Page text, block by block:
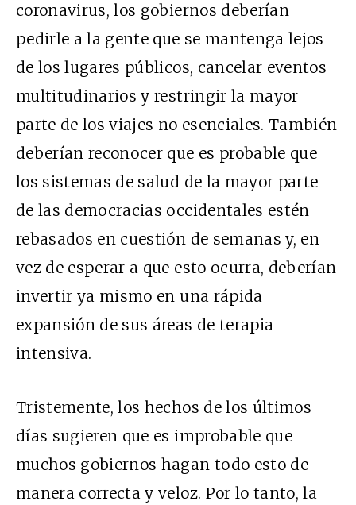
coronavirus, los gobiernos deberían
pedirle a la gente que se mantenga lejos
de los lugares públicos, cancelar eventos
multitudinarios y restringir la mayor
parte de los viajes no esenciales. También
deberían reconocer que es probable que
los sistemas de salud de la mayor parte
de las democracias occidentales estén
rebasados en cuestión de semanas y, en
vez de esperar a que esto ocurra, deberían
invertir ya mismo en una rápida
expansión de sus áreas de terapia
intensiva.
Tristemente, los hechos de los últimos
días sugieren que es improbable que
muchos gobiernos hagan todo esto de
manera correcta y veloz. Por lo tanto, la